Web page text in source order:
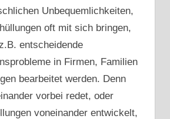
Unbequemlichkeiten,
oft mit sich bringen,
entscheidende
in Firmen, Familien
bearbeitet werden. Denn
vorbei redet, oder
voneinander entwickelt,